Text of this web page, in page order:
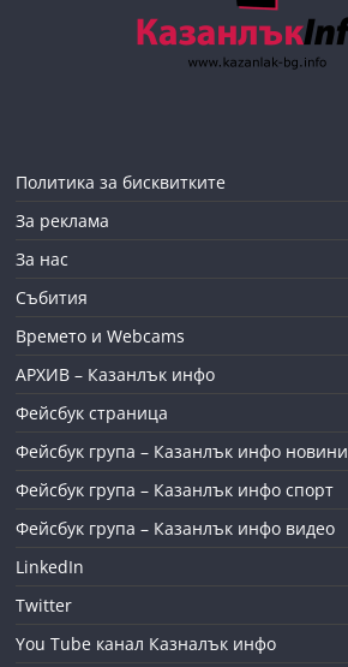
Политика за бисквитките
За реклама
За нас
Събития
Времето и Webcams
АРХИВ – Казанлък инфо
Фейсбук страница
Фейсбук група – Казанлък инфо новини
Фейсбук група – Казанлък инфо спорт
Фейсбук група – Казанлък инфо видео
LinkedIn
Twitter
You Tube канал Казналък инфо